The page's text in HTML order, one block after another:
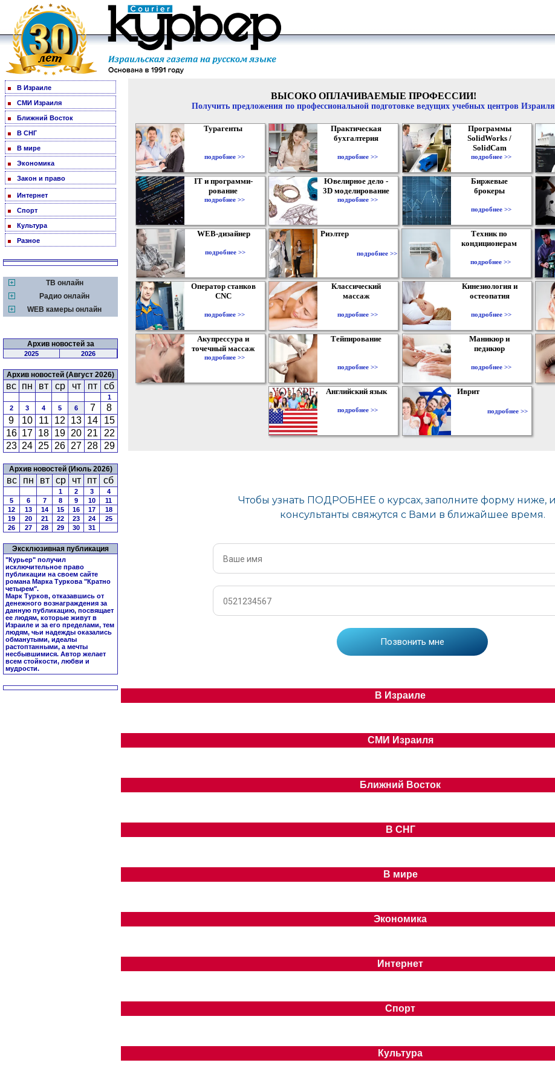
В Израиле
СМИ Израиля
Ближний Восток
В СНГ
В мире
Экономика
Закон и право
Интернет
Спорт
Культура
Разное
ТВ онлайн
Радио онлайн
WEB камеры онлайн
Архив новостей за
2025 2026
Архив новостей (Август 2026)
вс пн вт ср чт пт сб
1
2
3 4 5 6 7
8
9
10 11 12 13 14
15
16 17 18 19 20 21
22
23 24 25 26 27 28 29
Архив новостей (Июль 2026)
вс пн вт ср чт пт сб
1 2 3
4
5
6 7 8 9 10
11
12
13 14 15 16 17
18
19
20 21 22 23 24
25
26
27 28 29 30 31
Эксклюзивная публикация
"Курьер" получил
исключительное право
публикации на своем сайте
романа Марка Туркова "Кратно
четырем".
Марк Турков, отказавшись от
денежного вознаграждения за
данную публикацию, посвящает
ее людям, которые живут в
Израиле и за его пределами, тем
людям, чьи надежды оказались
обманутыми, идеалы
растоптанными, а мечты
несбывшимися. Автор желает
всем стойкости, любви и
мудрости.
ВЫСОКО ОПЛАЧИВАЕМЫЕ ПРОФЕССИИ!
Получить предложения по профессиональной подготовке ведущих учебных центров Израиля
Турагенты
подробнее >>
Практическая
бухгалтерия
подробнее >>
Программы
SolidWorks /
SolidCam
подробнее >>
IT и программи-
рование
подробнее >>
Ювелирное дело -
3D моделирование
подробнее >>
Биржевые
брокеры
подробнее >>
WEB-дизайнер
подробнее >>
Риэлтер
подробнее >>
Техник по
кондиционерам
подробнее >>
Оператор станков
CNC
подробнее >>
Классический
массаж
подробнее >>
Кинезиология и
остеопатия
подробнее >>
Акупрессура и
точечный массаж
подробнее >>
Тейпирование
подробнее >>
Маникюр и
педикюр
подробнее >>
Английский язык
подробнее >>
Иврит
подробнее >>
В Израиле
СМИ Израиля
Ближний Восток
В СНГ
В мире
Экономика
Интернет
Спорт
Культура